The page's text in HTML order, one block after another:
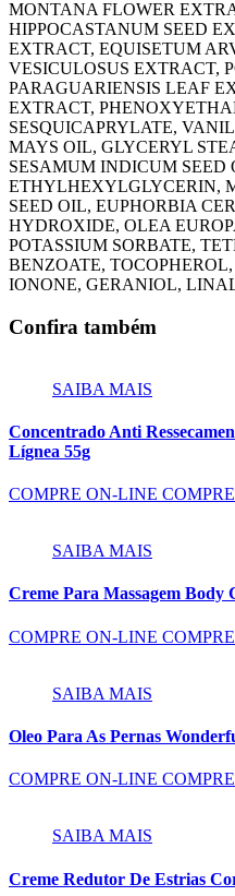
MONTANA FLOWER
HIPPOCASTANUM SEED
EXTRACT, EQUISETUM
VESICULOSUS EXTRACT,
PARAGUARIENSIS LEAF
EXTRACT,
SESQUICAPRYLATE,
MAYS OIL, GLYCERYL
SESAMUM INDICUM SEED
ETHYLHEXYLGLYCERIN,
SEED OIL, EUPHORBIA
HYDROXIDE, OLEA
POTASSIUM SORBATE,
BENZOATE,
IONONE, GERANIOL,
Confira também
SAIBA MAIS
Concentrado Anti
Lígnea 55g
COMPRE ON-LINE
SAIBA MAIS
Creme Para Massagem Body
COMPRE ON-LINE
SAIBA MAIS
Oleo Para As Pernas
COMPRE ON-LINE
SAIBA MAIS
Creme Redutor De Estrias